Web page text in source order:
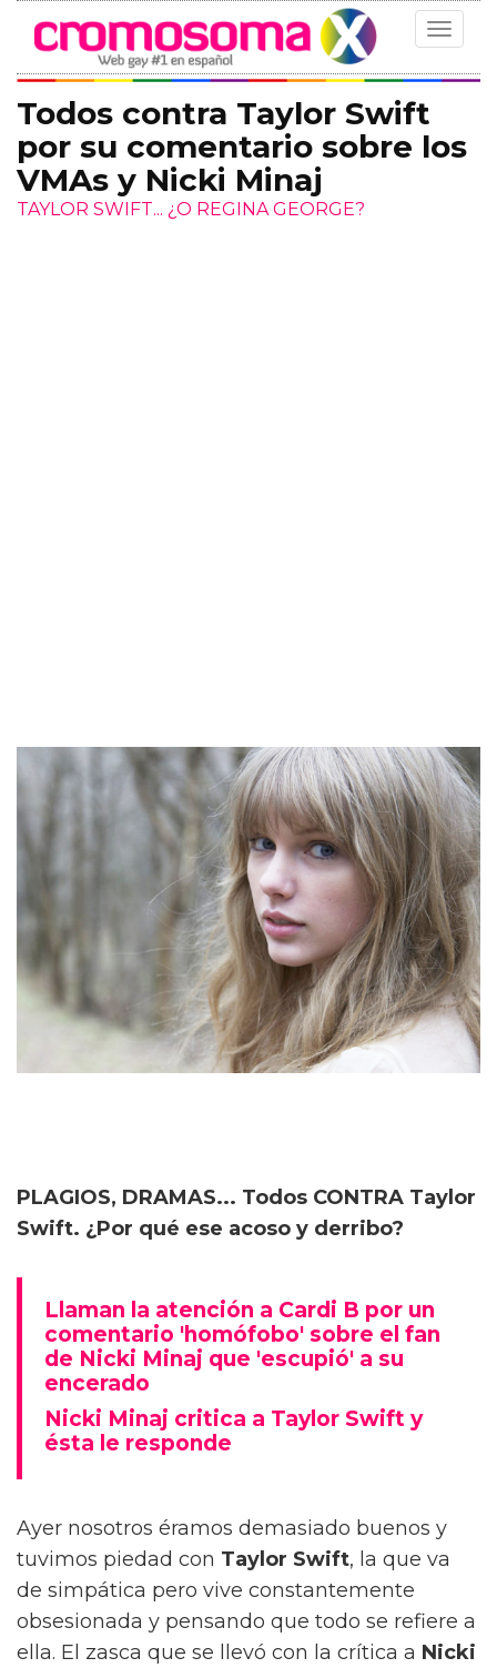
Toggle
Todos contra Taylor Swift
por su comentario sobre los
VMAs y Nicki Minaj
TAYLOR SWIFT... ¿O REGINA GEORGE?
PLAGIOS, DRAMAS... Todos CONTRA Taylor
Swift. ¿Por qué ese acoso y derribo?
Llaman la atención a Cardi B por un
comentario 'homófobo' sobre el fan
de Nicki Minaj que 'escupió' a su
encerado
Nicki Minaj critica a Taylor Swift y
ésta le responde
Ayer nosotros éramos demasiado buenos y
tuvimos piedad con Taylor Swift, la que va
de simpática pero vive constantemente
obsesionada y pensando que todo se refiere a
ella. El zasca que se llevó con la crítica a Nicki